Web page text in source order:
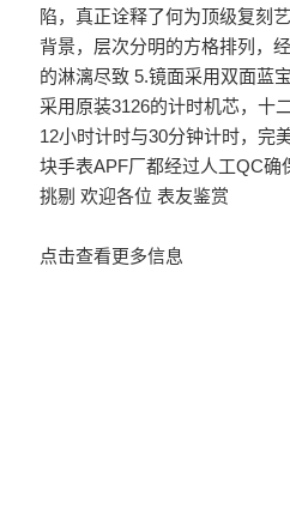
陷，真正诠释了何为顶级复刻
背景，层次分明的方格排列，
的淋漓尽致 5.镜面采用双面蓝
采用原装3126的计时机芯，十
12小时计时与30分钟计时，完
块手表APF厂都经过人工QC
挑剔 欢迎各位 表友鉴赏
点击查看更多信息